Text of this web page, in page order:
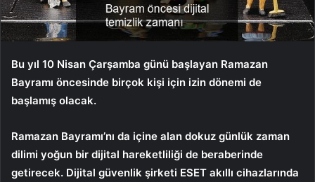
Bu yıl 10 Nisan Çarşamba günü başlayan Ramazan
Bayramı öncesinde birçok kişi için izin dönemi de
başlamış olacak.
Ramazan Bayramı’nı da içine alan dokuz günlük zaman
dilimi yoğun bir dijital hareketliliği de beraberinde
getirecek. Dijital güvenlik şirketi ESET akıllı cihazlarında